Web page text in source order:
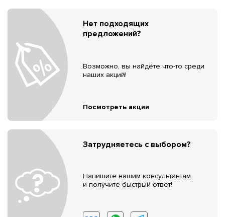
Нет подходящих
предложений?
Возможно, вы найдёте что-то среди
наших акций!
Посмотреть акции
Затрудняетесь с выбором?
Напишите нашим консультантам
и получите быстрый ответ!